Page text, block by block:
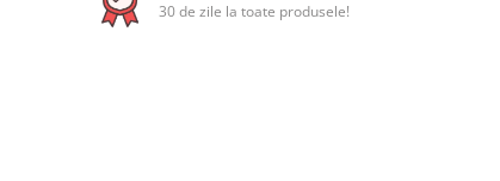
30 de zile la toate produsele!